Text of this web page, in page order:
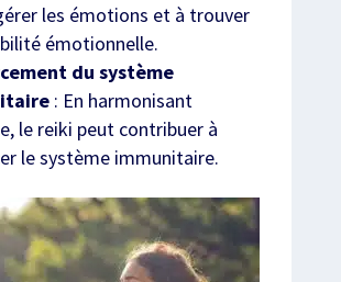
les émotions et à trouver
émotionnelle.
du système
: En harmonisant
le reiki peut contribuer à
le système immunitaire.